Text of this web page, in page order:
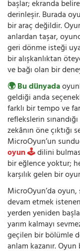
başlar; ekranda
derinleşir. Burada
bir araç değildir.
anlardan taşar,
geri dönme isteği
bir alışkanlıktan
ve bağı olan bir
🌍 Bu dünyada
geldiği anda
farklı bir tempo ve
reflekslerin
zekânın öne çıktığı
MicroOyun’un
oyun 🕹️dilini
bir eğlence yoktur;
karşılık gelen bir
MicroOyun’da
devam etmek
yerden yeniden
yarım kalmayı
geçilen bir bölümle
anlam kazanır.